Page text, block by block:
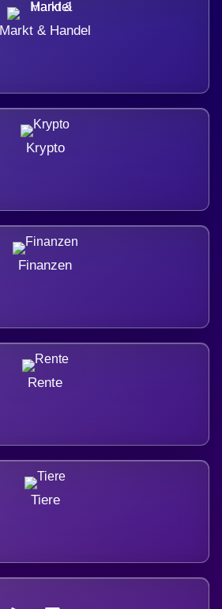
Markt & Handel
Krypto
Finanzen
Rente
Tiere